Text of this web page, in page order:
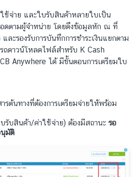
ใช้จ่าย และใบรับสินค้าหลายใบเป็น
อดตามผู้จำหน่าย โดยดึงข้อมูลหัก ณ ที่
ละรองรับการบันทึกการชำระเงินแยกตาม
ถดาวน์โหลดไฟล์สำหรับ K Cash
Anywhere ได้ มีขั้นตอนการเตรียมใบ
รต้นทางที่ต้องการเตรียมจ่ายให้พร้อม
รับสินค้า/ค่าใช้จ่าย) ต้องมีสถานะ รอ
มัติ